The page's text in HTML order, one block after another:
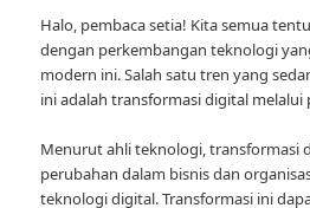
Halo, pembaca setia! Kita semua
dengan perkembangan teknologi
modern ini. Salah satu tren yang
ini adalah transformasi digital melalui
Menurut ahli teknologi, transformasi
perubahan dalam bisnis dan
teknologi digital. Transformasi ini